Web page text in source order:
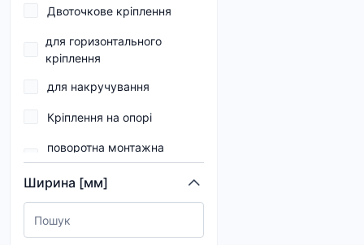
знака
спереду та ззаду
Двоточкове кріплення
для горизонтального
кріплення
для накручування
Кріплення на опорі
поворотна монтажна
скоба
підвішен.
Триточкове кріплення
Ширина [мм]